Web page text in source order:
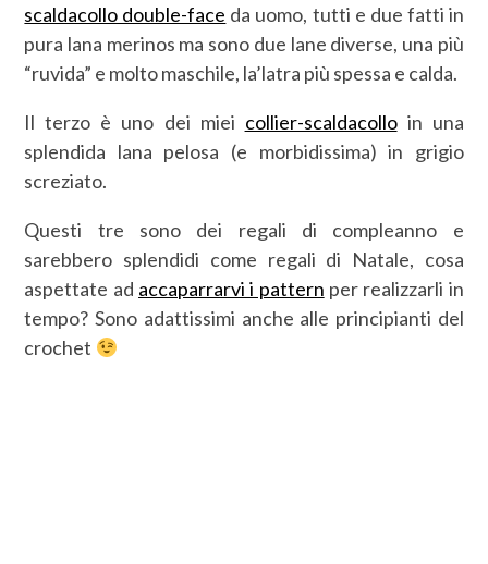
scaldacollo double-face da uomo, tutti e due fatti in
pura lana merinos ma sono due lane diverse, una più
“ruvida” e molto maschile, la’latra più spessa e calda.
Il terzo è uno dei miei collier-scaldacolloin una
splendida lana pelosa (e morbidissima) in grigio
screziato.
Questi tre sono dei regali di compleanno e
sarebbero splendidi come regali di Natale, cosa
aspettate ad accaparrarvi i pattern per realizzarli in
tempo? Sono adattissimi anche alle principianti del
crochet